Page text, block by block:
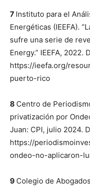
7 Instituto para el
Energéticas (IEEFA).
sufre una serie de
Energy.” IEEFA, 2022.
https://ieefa.org/
puerto-rico
8 Centro de
privatización por
Juan: CPI, julio 2024.
https://
ondeo-no-aplicaron-
9 Colegio de